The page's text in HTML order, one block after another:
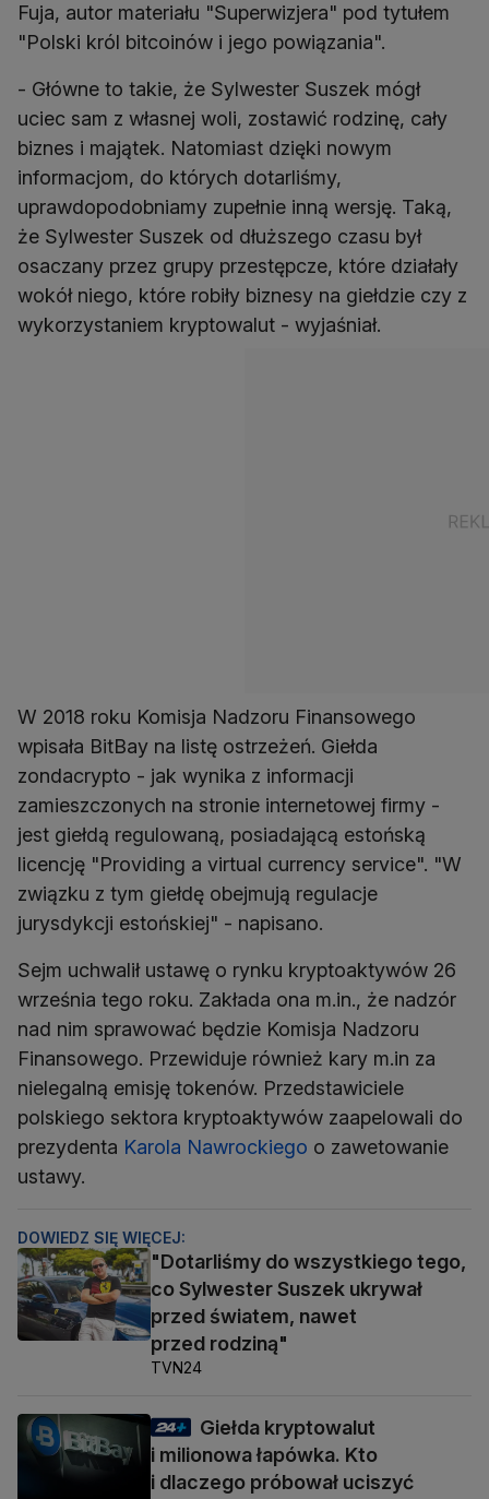
Fuja, autor materiału "Superwizjera" pod tytułem
"Polski król bitcoinów i jego powiązania".
- Główne to takie, że Sylwester Suszek mógł
uciec sam z własnej woli, zostawić rodzinę, cały
biznes i majątek. Natomiast dzięki nowym
informacjom, do których dotarliśmy,
uprawdopodobniamy zupełnie inną wersję. Taką,
że Sylwester Suszek od dłuższego czasu był
osaczany przez grupy przestępcze, które działały
wokół niego, które robiły biznesy na giełdzie czy z
wykorzystaniem kryptowalut - wyjaśniał.
W 2018 roku Komisja Nadzoru Finansowego
wpisała BitBay na listę ostrzeżeń. Giełda
zondacrypto - jak wynika z informacji
zamieszczonych na stronie internetowej firmy -
jest giełdą regulowaną, posiadającą estońską
licencję "Providing a virtual currency service". "W
związku z tym giełdę obejmują regulacje
jurysdykcji estońskiej" - napisano.
Sejm uchwalił ustawę o rynku kryptoaktywów 26
września tego roku. Zakłada ona m.in., że nadzór
nad nim sprawować będzie Komisja Nadzoru
Finansowego. Przewiduje również kary m.in za
nielegalną emisję tokenów. Przedstawiciele
polskiego sektora kryptoaktywów zaapelowali do
prezydenta Karola Nawrockiego o zawetowanie
ustawy.
DOWIEDZ SIĘ WIĘCEJ:
"Dotarliśmy do wszystkiego tego,
co Sylwester Suszek ukrywał
przed światem, nawet
przed rodziną"
TVN24
Giełda kryptowalut
i milionowa łapówka. Kto
i dlaczego próbował uciszyć